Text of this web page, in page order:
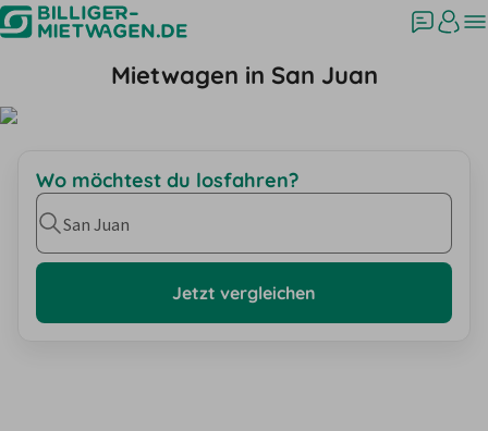
Mietwagen in San Juan
Wo möchtest du losfahren?
San Juan
Jetzt vergleichen